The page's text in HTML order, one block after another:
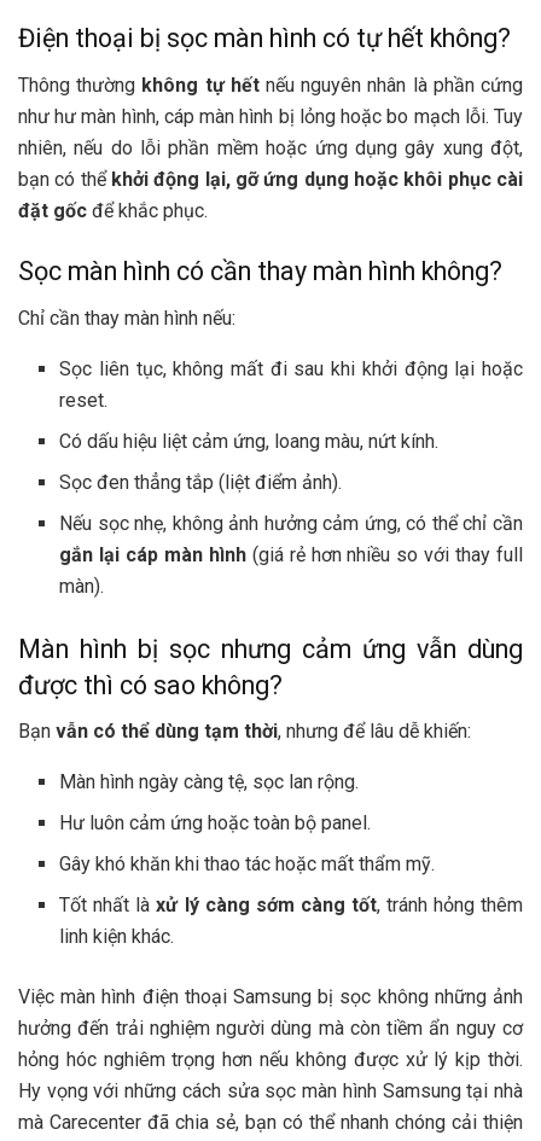
Điện thoại bị sọc màn hình có tự hết không?
Thông thường không tự hếtnếu nguyên nhân là phần cứng
như hư màn hình, cáp màn hình bị lỏng hoặc bo mạch lỗi. Tuy
nhiên, nếu do lỗi phần mềm hoặc ứng dụng gây xung đột,
bạn có thể khởi động lại, gỡ ứng dụng hoặc khôi phục cài
đặt gốc để khắc phục.
Sọc màn hình có cần thay màn hình không?
Chỉ cần thay màn hình nếu:
Sọc liên tục, không mất đi sau khi khởi động lại hoặc
reset.
Có dấu hiệu liệt cảm ứng, loang màu, nứt kính.
Sọc đen thẳng tắp (liệt điểm ảnh).
Nếu sọc nhẹ, không ảnh hưởng cảm ứng, có thể chỉ cần
gắn lại cáp màn hình(giá rẻ hơn nhiều so với thay full
màn).
Màn hình bị sọc nhưng cảm ứng vẫn dùng
được thì có sao không?
Bạn vẫn có thể dùng tạm thời, nhưng để lâu dễ khiến:
Màn hình ngày càng tệ, sọc lan rộng.
Hư luôn cảm ứng hoặc toàn bộ panel.
Gây khó khăn khi thao tác hoặc mất thẩm mỹ.
Tốt nhất làxử lý càng sớm càng tốt, tránh hỏng thêm
linh kiện khác.
Việc màn hình điện thoại Samsung bị sọc không những ảnh
hưởng đến trải nghiệm người dùng mà còn tiềm ẩn nguy cơ
hỏng hóc nghiêm trọng hơn nếu không được xử lý kịp thời.
Hy vọng với những cách sửa sọc màn hình Samsung tại nhà
mà Carecenter đã chia sẻ, bạn có thể nhanh chóng cải thiện